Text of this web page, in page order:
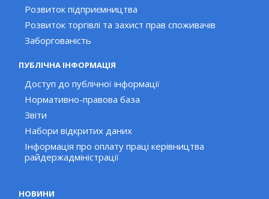
Розвиток підприємництва
Розвиток торгівлі та захист прав споживачів
Заборгованість
ПУБЛІЧНА ІНФОРМАЦІЯ
Доступ до публічної інформації
Нормативно-правова база
Звіти
Набори відкритих даних
Інформація про оплату праці керівництва
райдержадміністрації
НОВИНИ